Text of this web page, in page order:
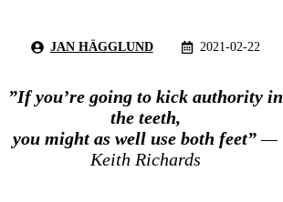
JAN HÄGGLUND 2021-02-22
”If you’re going to kick authority in
the teeth,
you might as well use both feet”—
Keith Richards